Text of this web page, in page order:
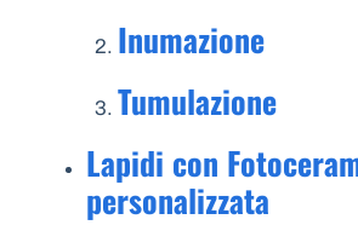
Inumazione
Tumulazione
Lapidi con
personalizzata